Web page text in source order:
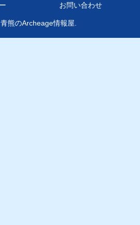
お問い合わせ
熊のArcheage情報屋.